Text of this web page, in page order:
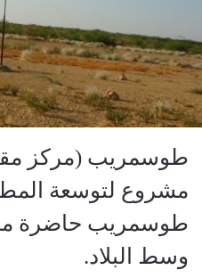
طوسمريب (مركز
مشروع لتوسعة
طوسمريب حاضرة
وسط البلاد.